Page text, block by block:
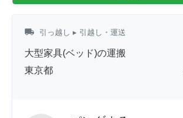
local_shipping 引っ越し ▸ 引越し・運送
大型家具(ベッド)の運搬
東京都